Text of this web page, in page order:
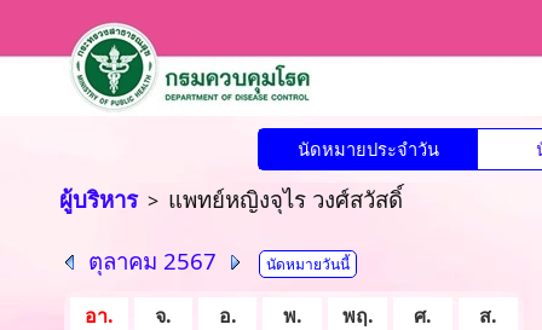
นัดหมายประจำวัน
ผู้บริหาร> แพทย์หญิงจุไร วงศ์สวัสดิ์
ตุลาคม 2567 นัดหมายวันนี้
อา. จ. อ. พ. พฤ. ศ.
ส.